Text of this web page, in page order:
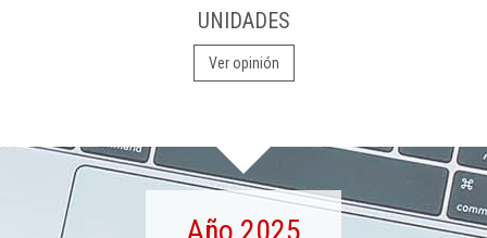
UNIDADES
Ver opinión